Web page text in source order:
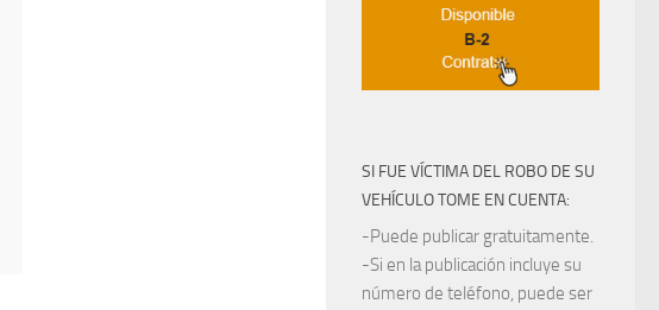
SI FUE VÍCTIMA DEL ROBO DE SU
VEHÍCULO TOME EN CUENTA:
-Puede publicar gratuitamente.
-Si en la publicación incluye su
número de teléfono, puede ser